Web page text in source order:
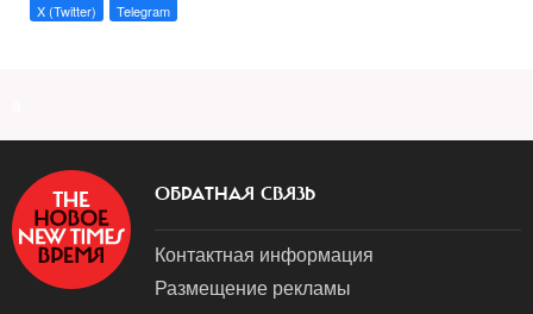
X (Twitter) Telegram
ОБРАТНАЯ СВЯЗЬ
Контактная информация
Размещение рекламы